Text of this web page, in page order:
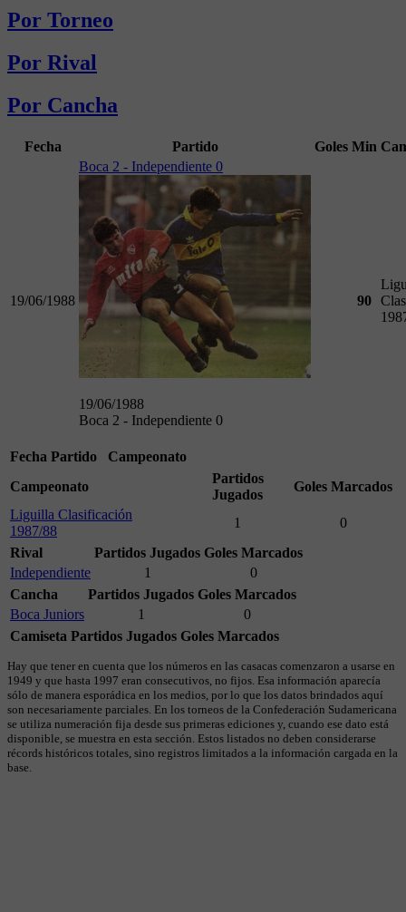
Por Torneo
Por Rival
Por Cancha
Fecha Partido Goles Min
19/06/1988
Boca 2 - Independiente 0
19/06/1988
Boca 2 - Independiente 0
90
Fecha Partido
Campeonato
Campeonato
Partidos
Jugados
Goles Marcados
Liguilla Clasificación
1987/88
1
0
Rival
Partidos Jugados Goles Marcados
Independiente
1
0
Cancha
Partidos Jugados Goles Marcados
Boca Juniors
1
0
Camiseta Partidos Jugados Goles Marcados
Hay que tener en cuenta que los números en las casacas comenzaron a usarse en
1949 y que hasta 1997 eran consecutivos, no fijos. Esa información aparecía
sólo de manera esporádica en los medios, por lo que los datos brindados aquí
son necesariamente parciales. En los torneos de la Confederación Sudamericana
se utiliza numeración fija desde sus primeras ediciones y, cuando ese dato está
disponible, se muestra en esta sección. Estos listados no deben considerarse
récords históricos totales, sino registros limitados a la información cargada en la
base.